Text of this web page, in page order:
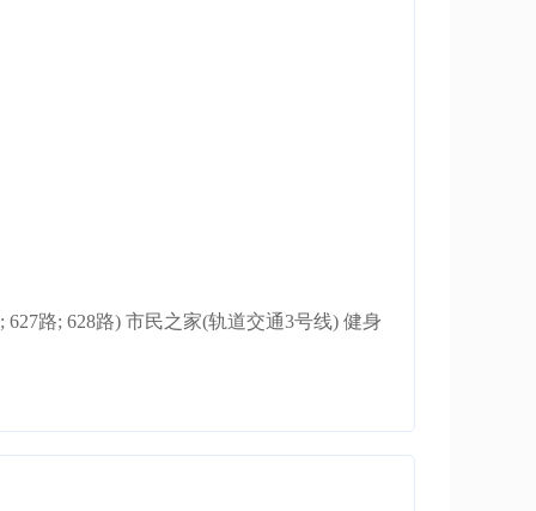
627路; 628路) 市民之家(轨道交通3号线) 健身